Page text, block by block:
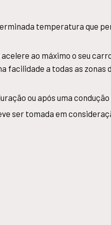
temperatura que
ao máximo o seu
facilidade a todas as zonas
ou após uma
ser tomada em